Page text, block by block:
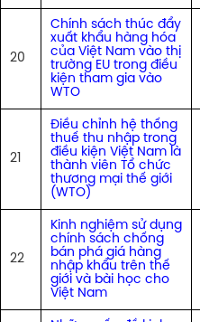
20
Chính sách thúc đẩy
xuất khẩu hàng hóa
của Việt Nam vào thị
trường EU trong điều
kiện tham gia vào
WTO
21
Điều chỉnh hệ thống
thuế thu nhập trong
điều kiện Việt Nam là
thành viên Tổ chức
thương mại thế giới
(WTO)
22
Kinh nghiệm sử dụng
chính sách chống
bán phá giá hàng
nhập khẩu trên thế
giới và bài học cho
Việt Nam